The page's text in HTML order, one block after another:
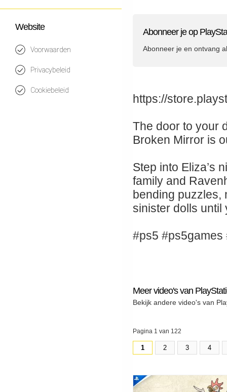
Website
Voorwaarden
Privacybeleid
Cookiebeleid
Abonneer je op
Abonneer je en ontvang
https://
The door to your
Broken Mirror is
Step into Eliza’s
family and
bending puzzles,
sinister dolls until
#ps5 #ps5games
Meer video's van
Bekijk andere video's van
Pagina 1 van 122
1 2 3 4